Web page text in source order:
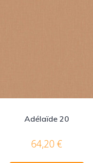
Adélaïde 20
64,20€